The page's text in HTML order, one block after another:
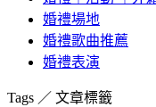
婚禮場地
婚禮歌曲推薦
婚禮表演
Tags ／ 文章標籤